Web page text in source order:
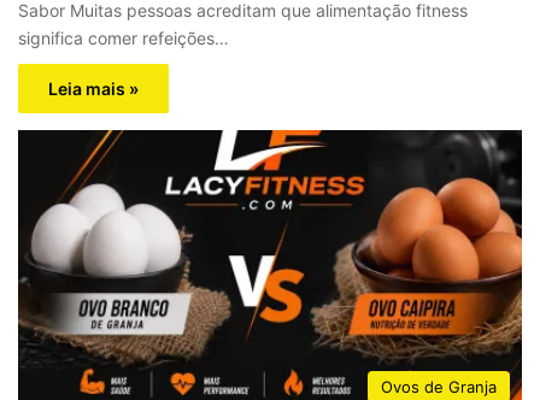
Sabor Muitas pessoas acreditam que alimentação fitness
significa comer refeições…
Leia mais »
Ovos de Granja